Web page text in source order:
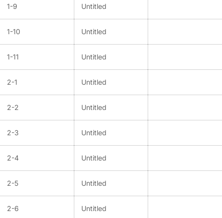
1-9 Untitled
1-10 Untitled
1-11 Untitled
2-1 Untitled
2-2 Untitled
2-3 Untitled
2-4 Untitled
2-5 Untitled
2-6 Untitled